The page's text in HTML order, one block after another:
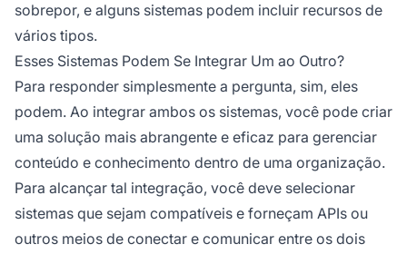
sobrepor, e alguns sistemas podem incluir recursos de
vários tipos.
Esses Sistemas Podem Se Integrar Um ao Outro?
Para responder simplesmente a pergunta, sim, eles
podem. Ao integrar ambos os sistemas, você pode criar
uma solução mais abrangente e eficaz para gerenciar
conteúdo e conhecimento dentro de uma organização.
Para alcançar tal integração, você deve selecionar
sistemas que sejam compatíveis e forneçam APIs ou
outros meios de conectar e comunicar entre os dois